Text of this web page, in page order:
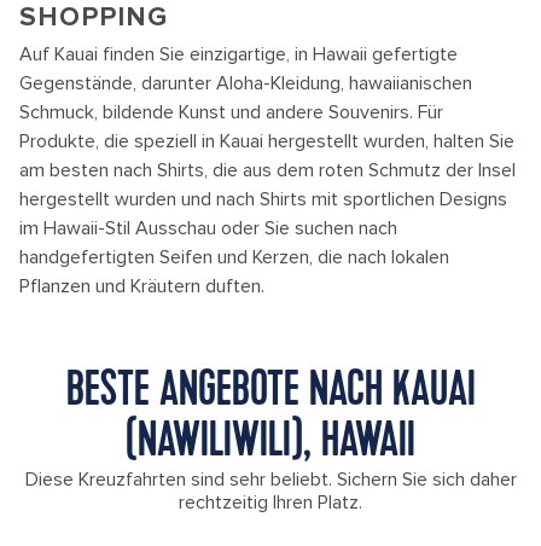
SHOPPING
Auf Kauai finden Sie einzigartige, in Hawaii gefertigte
Gegenstände, darunter Aloha-Kleidung, hawaiianischen
Schmuck, bildende Kunst und andere Souvenirs. Für
Produkte, die speziell in Kauai hergestellt wurden, halten Sie
am besten nach Shirts, die aus dem roten Schmutz der Insel
hergestellt wurden und nach Shirts mit sportlichen Designs
im Hawaii-Stil Ausschau oder Sie suchen nach
handgefertigten Seifen und Kerzen, die nach lokalen
Pflanzen und Kräutern duften.
BESTE ANGEBOTE NACH KAUAI
(NAWILIWILI), HAWAII
Diese Kreuzfahrten sind sehr beliebt. Sichern Sie sich daher
rechtzeitig Ihren Platz.